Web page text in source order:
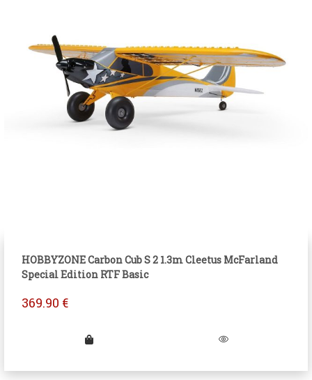
HOBBYZONE Carbon Cub S 2 1.3m Cleetus McFarland
Special Edition RTF Basic
369.90 €